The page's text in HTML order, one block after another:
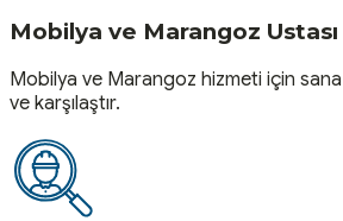
Mobilya ve Marangoz Ustası
Mobilya ve Marangoz hizmeti için sana
ve karşılaştır.